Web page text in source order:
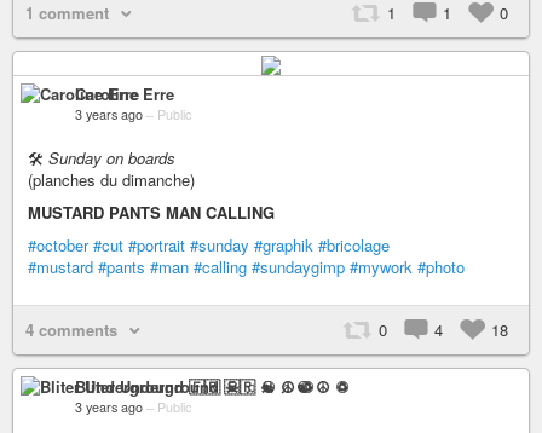
1 comment 1 1 0
Caroline Erre
3 years ago – Public
🛠 Sunday on boards
(planches du dimanche)
MUSTARD PANTS MAN CALLING
#october #cut #portrait #sunday #graphik #bricolage
#mustard #pants #man #calling #sundaygimp #mywork #photo
4 comments 0 4 18
Bliter Underground 🇫🇷 ☠ ♫ ☯ ☮ ♽
3 years ago – Public